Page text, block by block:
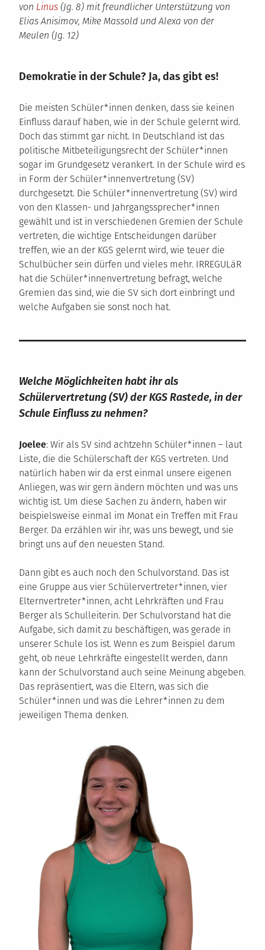
von Linus (Jg. 8) mit freundlicher Unterstützung von
Elias Anisimov, Mike Massold und Alexa von der
Meulen (Jg. 12)
Demokratie in der Schule? Ja, das gibt es!
Die meisten Schüler*innen denken, dass sie keinen
Einfluss darauf haben, wie in der Schule gelernt wird.
Doch das stimmt gar nicht. In Deutschland ist das
politische Mitbeteiligungsrecht der Schüler*innen
sogar im Grundgesetz verankert. In der Schule wird es
in Form der Schüler*innenvertretung (SV)
durchgesetzt. Die Schüler*innenvertretung (SV) wird
von den Klassen- und Jahrgangssprecher*innen
gewählt und ist in verschiedenen Gremien der Schule
vertreten, die wichtige Entscheidungen darüber
treffen, wie an der KGS gelernt wird, wie teuer die
Schulbücher sein dürfen und vieles mehr. IRREGULäR
hat die Schüler*innenvertretung befragt, welche
Gremien das sind, wie die SV sich dort einbringt und
welche Aufgaben sie sonst noch hat.
Welche Möglichkeiten habt ihr als
Schülervertretung (SV) der KGS Rastede, in der
Schule Einfluss zu nehmen?
Joelee: Wir als SV sind achtzehn Schüler*innen – laut
Liste, die die Schülerschaft der KGS vertreten. Und
natürlich haben wir da erst einmal unsere eigenen
Anliegen, was wir gern ändern möchten und was uns
wichtig ist. Um diese Sachen zu ändern, haben wir
beispielsweise einmal im Monat ein Treffen mit Frau
Berger. Da erzählen wir ihr, was uns bewegt, und sie
bringt uns auf den neuesten Stand.
Dann gibt es auch noch den Schulvorstand. Das ist
eine Gruppe aus vier Schülervertreter*innen, vier
Elternvertreter*innen, acht Lehrkräften und Frau
Berger als Schulleiterin. Der Schulvorstand hat die
Aufgabe, sich damit zu beschäftigen, was gerade in
unserer Schule los ist. Wenn es zum Beispiel darum
geht, ob neue Lehrkräfte eingestellt werden, dann
kann der Schulvorstand auch seine Meinung abgeben.
Das repräsentiert, was die Eltern, was sich die
Schüler*innen und was die Lehrer*innen zu dem
jeweiligen Thema denken.